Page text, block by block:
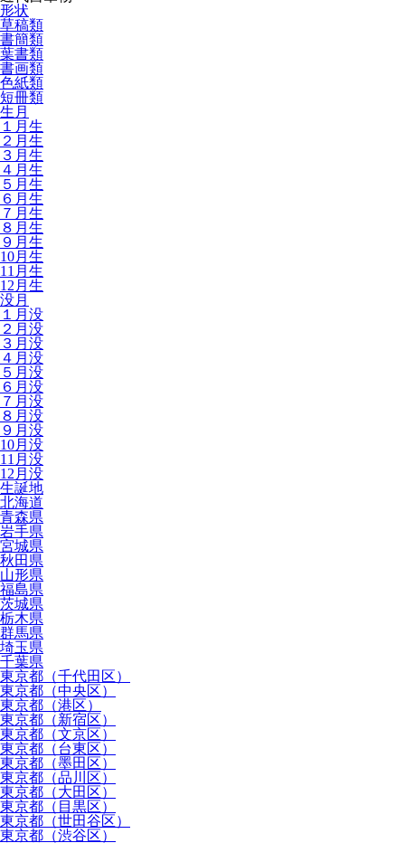
形状
草稿類
書簡類
葉書類
書画類
色紙類
短冊類
生月
１月生
２月生
３月生
４月生
５月生
６月生
７月生
８月生
９月生
10月生
11月生
12月生
没月
１月没
２月没
３月没
４月没
５月没
６月没
７月没
８月没
９月没
10月没
11月没
12月没
生誕地
北海道
青森県
岩手県
宮城県
秋田県
山形県
福島県
茨城県
栃木県
群馬県
埼玉県
千葉県
東京都（千代田区）
東京都（中央区）
東京都（港区）
東京都（新宿区）
東京都（文京区）
東京都（台東区）
東京都（墨田区）
東京都（品川区）
東京都（大田区）
東京都（目黒区）
東京都（世田谷区）
東京都（渋谷区）